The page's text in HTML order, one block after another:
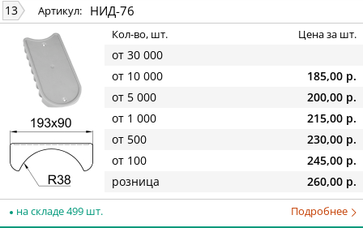
13 Артикул: НИД-76
Кол-во, шт. Цена за шт.
от 30 000
от 10 000
185,00 р.
от 5 000
200,00 р.
от 1 000
215,00 р.
от 500
230,00 р.
от 100
245,00 р.
розница
260,00 р.
на складе 499 шт. Подробнее